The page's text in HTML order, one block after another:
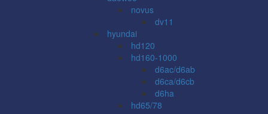
novus
dv11
hyundai
hd120
hd160-1000
d6ac/d6ab
d6ca/d6cb
d6ha
hd65/78